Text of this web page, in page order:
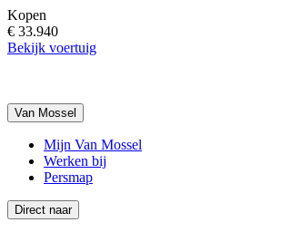
Kopen
€ 33.940
Bekijk voertuig
Van Mossel
Mijn Van Mossel
Werken bij
Persmap
Direct naar